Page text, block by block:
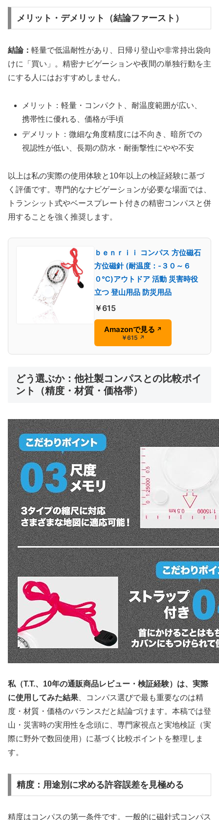
メリット・デメリット（結論ファースト）
結論： 軽量で低温耐性があり、日帰り登山や非常持出袋向
けに「買い」。精密ナビゲーションや夜間の単独行動を主
にする人にはおすすめしません。
メリット：軽量・コンパクト、耐温度範囲が広い、
携帯性に優れる、価格が手頃
デメリット：微細な角度精度には不向き、暗所での
視認性が低い、長期の防水・耐衝撃性にやや不安
以上は私の実際の使用体験と10年以上の検証経験に基づ
く評価です。専門的なナビゲーションが必要な場面では、
トランシット式やベースプレート付きの精密コンパスと併
用することを強く推奨します。
ｂｅｎｒｉｉ コンパス 方位磁石
方位磁針 (耐温度：-３０～６
０℃)アウトドア 活動 災害時役
立つ 登山用品 防災用品
￥615
Amazonで見る ↗
￥615 ↗
どう選ぶか：他社製コンパスとの比較ポイ
ント（精度・材質・価格帯）
私（T.T.、10年の通販商品レビュー・検証経験）は、実際
に使用してみた結果、コンパス選びで最も重要なのは精
度・材質・価格のバランスだと結論づけます。本稿では登
山・災害時の実用性を念頭に、専門家視点と実地検証（実
際に野外で数回使用）に基づく比較ポイントを整理しま
す。
精度：用途別に求める許容誤差を見極める
精度はコンパスの第一条件です。一般的に磁針式コンパス